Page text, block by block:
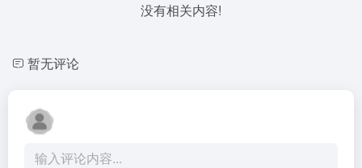
没有相关内容!
暂无评论